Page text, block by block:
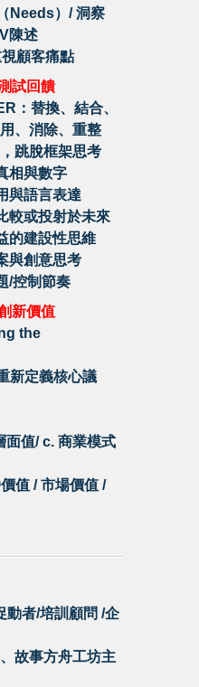
Needs）/ 洞察
陳述
顧客痛點
試回饋
：替換、結合、
、消除、重整
跳脫框架思考
相與數字
與語言表達
較或投射於未來
的建設性思維
與創意思考
/控制節奏
新價值
the
新定義核心議
面值/ c. 商業模式
值 / 市場價值 /
動者/培訓顧問 /企
故事方舟工坊主